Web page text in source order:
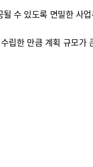
수 있도록 면밀한 사
한 만큼 계획 규모가